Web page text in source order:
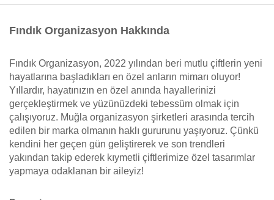
Fındık Organizasyon Hakkında
Fındık Organizasyon, 2022 yılından beri mutlu çiftlerin yeni
hayatlarına başladıkları en özel anların mimarı oluyor!
Yıllardır, hayatınızın en özel anında hayallerinizi
gerçekleştirmek ve yüzünüzdeki tebessüm olmak için
çalışıyoruz. Muğla organizasyon şirketleri arasında tercih
edilen bir marka olmanın haklı gururunu yaşıyoruz. Çünkü
kendini her geçen gün geliştirerek ve son trendleri
yakından takip ederek kıymetli çiftlerimize özel tasarımlar
yapmaya odaklanan bir aileyiz!